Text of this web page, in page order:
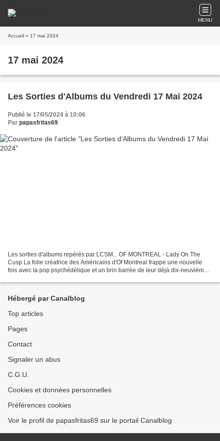
MENU
Accueil » 17 mai 2024
17 mai 2024
Les Sorties d'Albums du Vendredi 17 Mai 2024
Publié le 17/05/2024 à 10:06
Par papasfritas69
Les sorties d'albums repérés par LCSM... OF MONTREAL - Lady On The
Cusp La folie créatrice des Américains d'Of Montreal frappe une nouvelle
fois avec la pop psychédélique et un brin barrée de leur déjà dix-neuvième
Hébergé par Canalblog
Top articles
Pages
Contact
Signaler un abus
C.G.U.
Cookies et données personnelles
Préférences cookies
Voir le profil de papasfritas69 sur le portail Canalblog